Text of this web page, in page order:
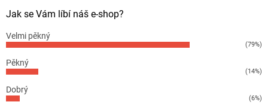
Jak se Vám líbí náš e-shop?
Velmi pěkný
(79%)
Pěkný
(14%)
Dobrý
(6%)